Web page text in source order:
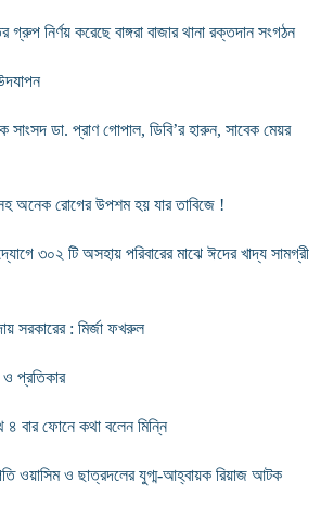
নির্ণয় করেছে বাঙ্গরা বাজার থানা রক্তদান সংগঠন
সাংসদ ডা. প্রাণ গোপাল, ডিবি’র হারুন, সাবেক মেয়র
অনেক রোগের উপশম হয় যার তাবিজে !
৩০২ টি অসহায় পরিবারের মাঝে ঈদের খাদ্য সামগ্রী
সরকারের : মির্জা ফখরুল
ও প্রতিকার
৪ বার ফোনে কথা বলেন মিন্নি
ওয়াসিম ও ছাত্রদলের যুগ্ম-আহ্বায়ক রিয়াজ আটক